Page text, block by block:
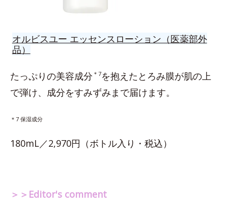
オルビスユー エッセンスローション（医薬部外
品）
たっぷりの美容成分 ＊7を抱えたとろみ膜が肌の上
で弾け、成分をすみずみまで届けます。
＊7 保湿成分
180mL／2,970円（ボトル入り・税込）
＞＞Editor's comment